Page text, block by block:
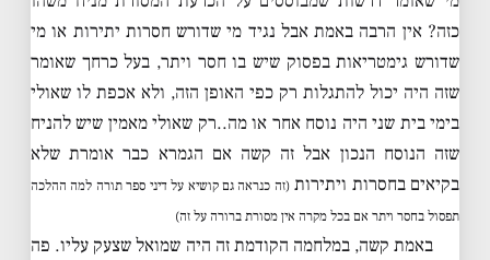
כזה? אין הרבה באמת אבל נגיד מי שדורש חסרות יתירות או מי
שדורש גימטריאות בפסוק שיש בו חסר ויתר, בעל כרחך שאומר
שזה היה יכול להתגלות רק כפי האופן הזה, ולא אכפת לו שאולי
בימי בית שני היה נוסח אחר או מה..רק שאולי מאמין שיש להניח
שזה הנוסח הנכון אבל זה קשה אם הגמרא כבר אומרת שלא
בקיאים בחסרות ויתירות(זה כנראה גם קושיא על דיני ספר תורה למה ההלכה
תפסול בחסר ויתר אם בכל מקרה אין מסורת ברורה על זה)
באמת קשה, במלחמה הקודמת זה היה שמואל שצעק עליו. פה